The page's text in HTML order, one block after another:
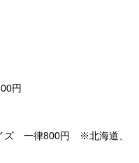
円
ズ 一律800円 ※北海道、